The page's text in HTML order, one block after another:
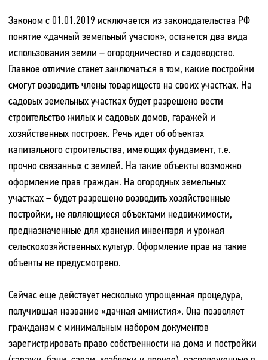
Законом с 01.01.2019 исключается из законодательства РФ
понятие «дачный земельный участок», останется два вида
использования земли – огородничество и садоводство.
Главное отличие станет заключаться в том, какие постройки
смогут возводить члены товариществ на своих участках. На
садовых земельных участках будет разрешено вести
строительство жилых и садовых домов, гаражей и
хозяйственных построек. Речь идет об объектах
капитального строительства, имеющих фундамент, т.е.
прочно связанных с землей. На такие объекты возможно
оформление прав граждан. На огородных земельных
участках – будет разрешено возводить хозяйственные
постройки, не являющиеся объектами недвижимости,
предназначенные для хранения инвентаря и урожая
сельскохозяйственных культур. Оформление прав на такие
объекты не предусмотрено.
Сейчас еще действует несколько упрощенная процедура,
получившая название «дачная амнистия». Она позволяет
гражданам с минимальным набором документов
зарегистрировать право собственности на дома и постройки